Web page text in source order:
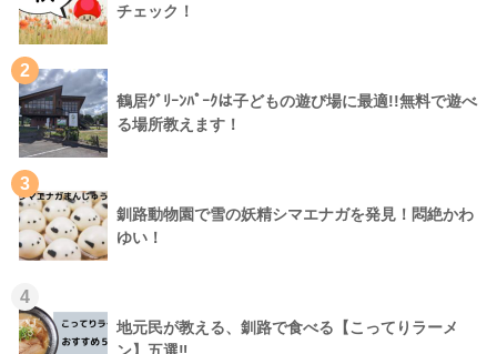
チェック！
2
鶴居ｸﾞﾘｰﾝﾊﾟｰｸは子どもの遊び場に最適!!無料で遊べ
る場所教えます！
3
釧路動物園で雪の妖精シマエナガを発見！悶絶かわ
ゆい！
4
地元民が教える、釧路で食べる【こってりラーメ
ン】五選‼